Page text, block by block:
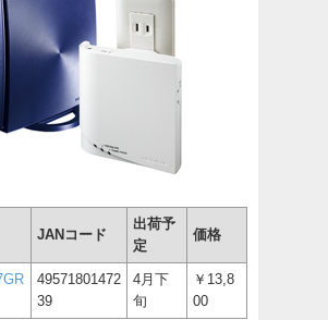
JANコード
出荷予
定
価格
49571801472
39
4月下
旬
￥13,8
00